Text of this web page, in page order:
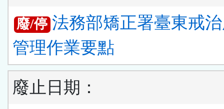
廢/停 法務部矯正署臺東戒
管理作業要點
廢止日期：